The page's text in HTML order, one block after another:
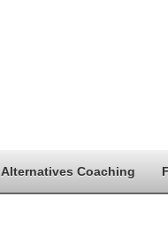
Alternatives Coaching